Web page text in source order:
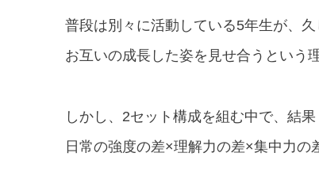
普段は別々に活動している5年生が、久
お互いの成長した姿を見せ合うという
しかし、 2セット構成を組む中で、結
日常の強度の差×理解力の差×集中力の